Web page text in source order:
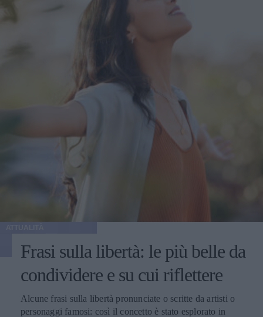
Frasi sulla libertà: le più belle da
condividere e su cui riflettere
Alcune frasi sulla libertà pronunciate o scritte da artisti o
personaggi famosi: così il concetto è stato esplorato in